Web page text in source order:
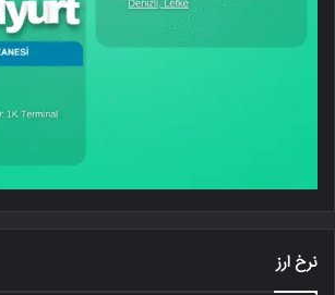
نرخ ارز